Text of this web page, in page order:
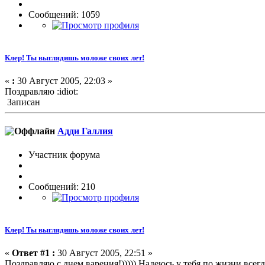
Сообщений: 1059
Клер! Ты выглядишь моложе своих лет!
« : 30 Август 2005, 22:03 »
Поздравляю :idiot:
Записан
Адди Галлия
Участник форума
Сообщений: 210
Клер! Ты выглядишь моложе своих лет!
« Ответ #1 : 30 Август 2005, 22:51 »